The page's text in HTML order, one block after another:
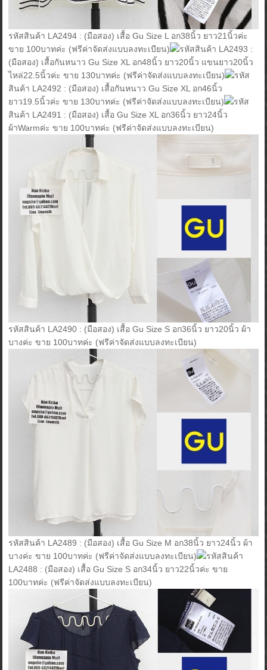
รหัสสินค้า LA2494 : (มือสอง) เสื้อ Gu Size L อก38นิ้ว ยาว21นิ้วค่ะ
ขาย 100บาทค่ะ (ฟรีค่าจัดส่งแบบลงทะเบียน)
รหัสสินค้า LA2493 :
(มือสอง) เสื้อกันหนาว Gu Size XL อก48นิ้ว ยาว20นิ้ว แขนยาว20นิ้ว
ไหล่22.5นิ้วค่ะ ขาย 130บาทค่ะ (ฟรีค่าจัดส่งแบบลงทะเบียน)
รหัส
สินค้า LA2492 : (มือสอง) เสื้อกันหนาว Gu Size XL อก46นิ้ว
ยาว19.5นิ้วค่ะ ขาย 130บาทค่ะ (ฟรีค่าจัดส่งแบบลงทะเบียน)
รหัส
สินค้า LA2491 : (มือสอง) เสื้อ Gu Size XL อก36นิ้ว ยาว24นิ้ว
ผ้าWarmค่ะ ขาย 100บาทค่ะ (ฟรีค่าจัดส่งแบบลงทะเบียน)
รหัสสินค้า LA2490 : (มือสอง) เสื้อ Gu Size S อก36นิ้ว ยาว20นิ้ว ผ้า
บางค่ะ ขาย 100บาทค่ะ (ฟรีค่าจัดส่งแบบลงทะเบียน)
รหัสสินค้า LA2489 : (มือสอง) เสื้อ Gu Size M อก38นิ้ว ยาว24นิ้ว ผ้า
บางค่ะ ขาย 100บาทค่ะ (ฟรีค่าจัดส่งแบบลงทะเบียน)
รหัสสินค้า
LA2488 : (มือสอง) เสื้อ Gu Size S อก34นิ้ว ยาว22นิ้วค่ะ ขาย
100บาทค่ะ (ฟรีค่าจัดส่งแบบลงทะเบียน)